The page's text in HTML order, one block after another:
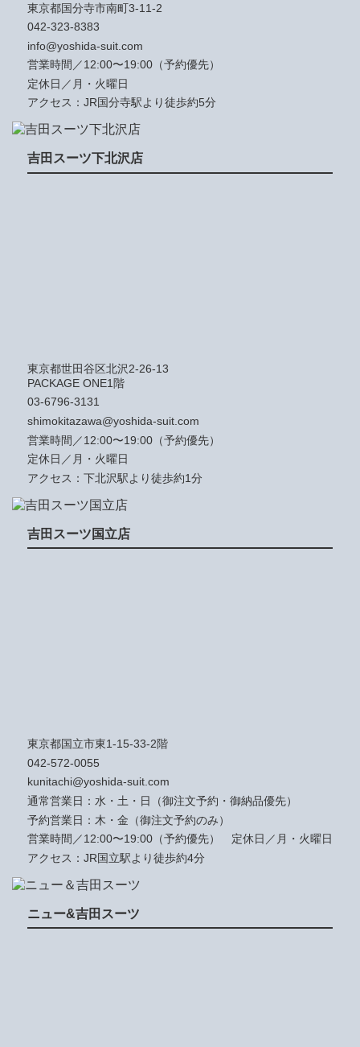
東京都国分寺市南町3-11-2
042-323-8383
info@yoshida-suit.com
営業時間／12:00〜19:00（予約優先）
定休日／月・火曜日
アクセス：JR国分寺駅より徒歩約5分
吉田スーツ下北沢店
東京都世田谷区北沢2-26-13
PACKAGE ONE1階
03-6796-3131
shimokitazawa@yoshida-suit.com
営業時間／12:00〜19:00（予約優先）
定休日／月・火曜日
アクセス：下北沢駅より徒歩約1分
吉田スーツ国立店
東京都国立市東1-15-33-2階
042-572-0055
kunitachi@yoshida-suit.com
通常営業日：水・土・日（御注文予約・御納品優先）
予約営業日：木・金（御注文予約のみ）
営業時間／12:00〜19:00（予約優先） 定休日／月・火曜日
アクセス：JR国立駅より徒歩約4分
ニュー&吉田スーツ